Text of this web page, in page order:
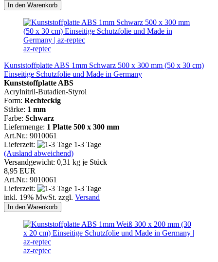
In den Warenkorb
az-reptec
Kunststoffplatte ABS 1mm Schwarz 500 x 300 mm (50 x 30 cm)
Einseitige Schutzfolie und Made in Germany
Kunststoffplatte ABS
Acrylnitril-Butadien-Styrol
Form: Rechteckig
Stärke: 1 mm
Farbe: Schwarz
Liefermenge: 1 Platte 500 x 300 mm
Art.Nr.: 9010061
Lieferzeit:
1-3 Tage
(Ausland abweichend)
Versandgewicht: 0,31 kg je Stück
8,95 EUR
Art.Nr.: 9010061
Lieferzeit:
1-3 Tage
inkl. 19% MwSt. zzgl. Versand
In den Warenkorb
az-reptec